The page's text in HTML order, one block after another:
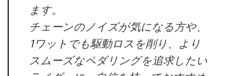
ます。
チェーンのノイズが気になる方や、
1ワットでも駆動ロスを削り、より
スムーズなペダリングを追求したい